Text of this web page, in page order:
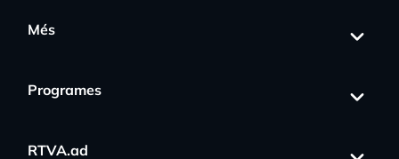
Més
Programes
RTVA.ad